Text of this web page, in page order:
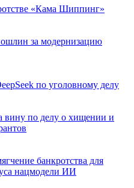
«Кама Шиппинг»
за модернизацию
по уголовному делу
вину по делу о хищении и
банкротства для
нацмодели ИИ